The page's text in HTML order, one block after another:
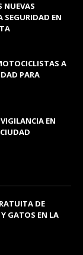
NUEVAS
SEGURIDAD EN
A
PARA
EN
DE
GATOS EN LA